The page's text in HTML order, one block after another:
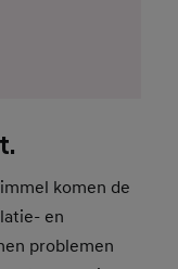
komen de
en
problemen